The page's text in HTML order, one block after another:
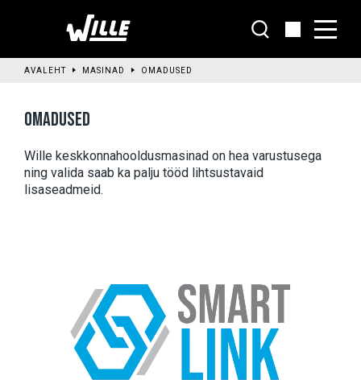
AVALEHT MASINAD OMADUSED
OMADUSED
Wille keskkonnahooldusmasinad on hea varustusega
ning valida saab ka palju tööd lihtsustavaid
lisaseadmeid.